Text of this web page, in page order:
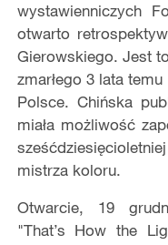
wystawienniczych
otwarto
Gierowskiego. Jest
zmarłego 3 lata
Polsce. Chińska
miała możliwość
mistrza koloru.
Otwarcie, 19
"That’s How the